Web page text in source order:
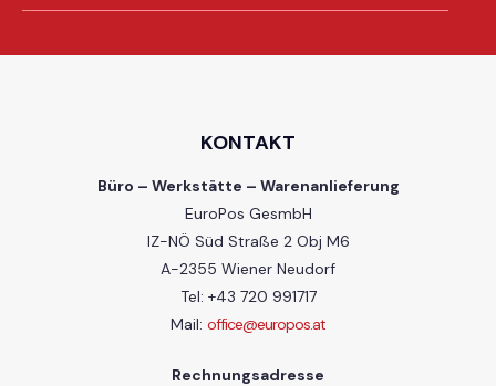
KONTAKT
Büro – Werkstätte – Warenanlieferung
EuroPos GesmbH
IZ-NÖ Süd Straße 2 Obj M6
A-2355 Wiener Neudorf
Tel: +43 720 991717
Mail: office@europos.at
Rechnungsadresse